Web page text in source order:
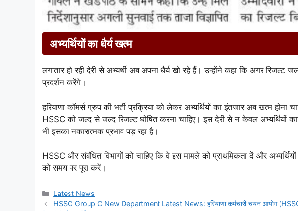
अभ्यर्थियों का धैर्य खत्म
लगातार हो रही देरी से अभ्यर्थी अब अपना धैर्य खो रहे हैं। उन्होंने कहा कि अगर रिजल्ट
प्रदर्शन करेंगे।
हरियाणा कॉमर्स ग्रुप की भर्ती प्रक्रिया को लेकर अभ्यर्थियों का इंतजार अब खत्म होना
HSSC को जल्द से जल्द रिजल्ट घोषित करना चाहिए। इस देरी से न केवल अभ्यर्थियों का
भी इसका नकारात्मक प्रभाव पड़ रहा है।
HSSC और संबंधित विभागों को चाहिए कि वे इस मामले को प्राथमिकता दें और अभ्यर्थियों
को समय पर पूरा करें।
Categories
Latest News
HSSC Group C New Department Latest News: हरियाणा कर्मचारी चयन आयोग